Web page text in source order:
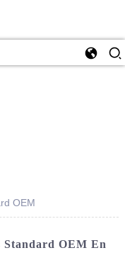
OEM
OEM En